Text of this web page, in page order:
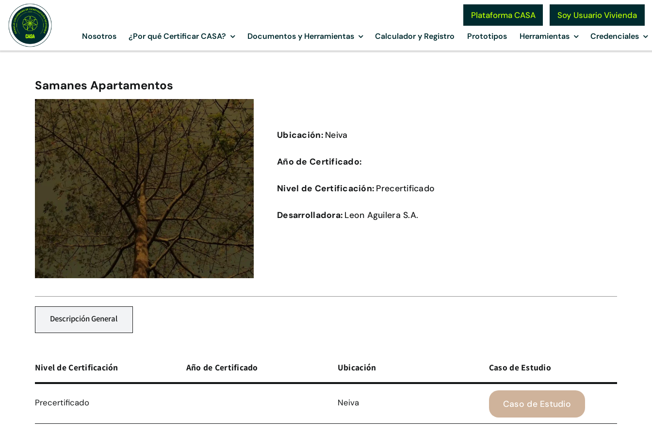
content
Plataforma CASA Soy Usuario Vivienda
Nosotros ¿Por qué Certificar CASA? Documentos y Herramientas Calculador y Registro Prototipos Herramientas Credenciales
Samanes Apartamentos
Ubicación: Neiva
Año de Certificado:
Nivel de Certificación: Precertificado
Desarrolladora: Leon Aguilera S.A.
Descripción General
Nivel de Certificación Año de Certificado Ubicación Caso de Estudio
Precertificado Neiva Caso de Estudio